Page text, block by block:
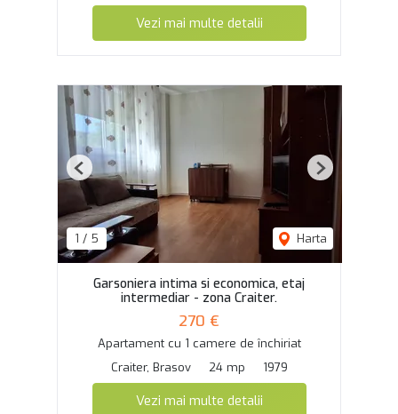
Vezi mai multe detalii
1 / 5 Harta
Previous Next
Garsoniera intima si economica, etaj
intermediar - zona Craiter.
270 €
Apartament cu 1 camere de închiriat
Craiter, Brasov
24 mp 1979
Vezi mai multe detalii